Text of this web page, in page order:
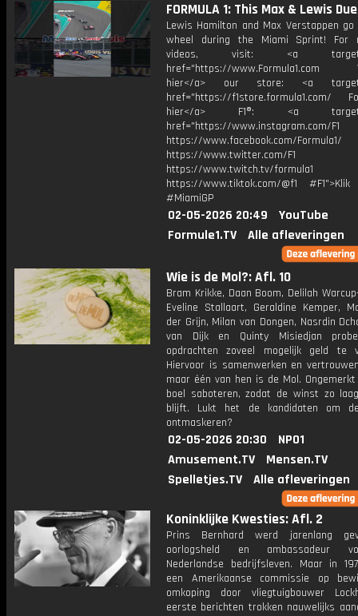
FORMULA 1: This Max & Lewis
Lewis Hamilton and Max Verstappen
wheel during the Miami Sprint! For
videos, visit: <a
href="https://www.Formula1.com
hier</a> our store: <a
href="https://f1store.formula1.com/
hier</a> F1®: <a
href="https://www.instagram.com/F1
https://www.facebook.com/Formula1/
https://www.twitter.com/F1
https://www.twitch.tv/formula1
https://www.tiktok.com/@f1
#MiamiGP
02-05-2026 20:49
YouTube
Formule1.TV
Alle afleveringen
Wie is de Mol?: Afl. 10
Bram Krikke, Daan Boom, Delilah
Eveline Stallaart, Geraldine Kemper,
der Grijn, Milan van Dongen, Nasrdin
van Dijk en Quinty Misiedjan
opdrachten zoveel mogelijk geld te
Hiervoor is samenwerken en
maar één van hen is de Mol.
boel saboteren, zodat de winst zo
blijft. Lukt het de kandidaten om
ontmaskeren?
02-05-2026 20:30
NPO1
Amusement.TV
Mensen.TV
Spelletjes.TV
Alle afleveringen
Koninklijke Kwesties: Afl. 2
Prins Bernhard werd jarenlang
oorlogsheld en ambassadeur
Nederlandse bedrijfsleven. Maar in
een Amerikaanse commissie op
omkoping door vliegtuigbouwer
eerste berichten trokken nauwelijks